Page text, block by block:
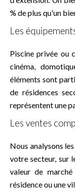
% de plus qu'un
Les
Piscine privée ou
cinéma,
éléments sont
de résidences
représentent une
Les ventes
Nous analysons
votre secteur, sur
valeur de
résidence ou une